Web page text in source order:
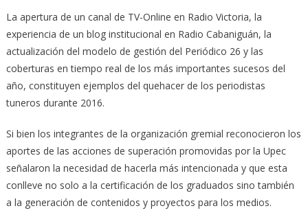
La apertura de un canal de TV-Online en Radio Victoria, la
experiencia de un blog institucional en Radio Cabaniguán, la
actualización del modelo de gestión del Periódico 26 y las
coberturas en tiempo real de los más importantes sucesos del
año, constituyen ejemplos del quehacer de los periodistas
tuneros durante 2016.
Si bien los integrantes de la organización gremial reconocieron los
aportes de las acciones de superación promovidas por la Upec
señalaron la necesidad de hacerla más intencionada y que esta
conlleve no solo a la certificación de los graduados sino también
a la generación de contenidos y proyectos para los medios.